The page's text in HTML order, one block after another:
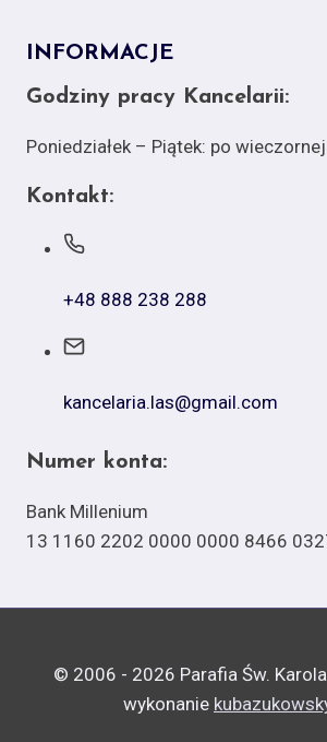
INFORMACJE
Godziny pracy Kancelarii:
Poniedziałek – Piątek: po
Kontakt:
+48 888 238 288
kancelaria.las@gmail.com
Numer konta:
Bank Millenium
13 1160 2202 0000 0000 8466
© 2006 - 2026 Parafia Św.
wykonanie